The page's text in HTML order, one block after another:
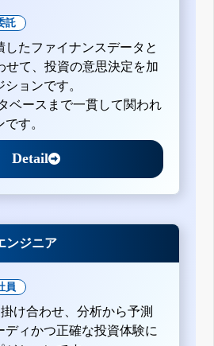
託
したファイナンスデータと
せて、投資の意思決定を加
ョンです。
ベースまで一貫して関われ
す。
Detail
ンジニア
員
け合わせ、分析から予測
ディかつ正確な投資体験に